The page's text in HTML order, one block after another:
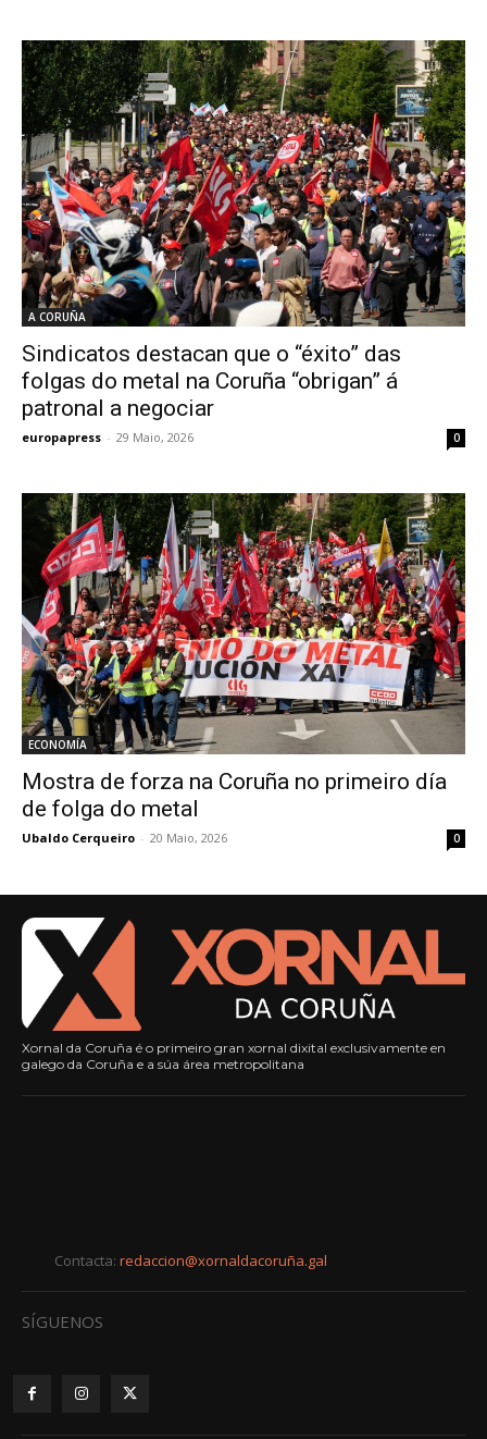
A CORUÑA
Sindicatos destacan que o “éxito” das
folgas do metal na Coruña “obrigan” á
patronal a negociar
europapress - 29 Maio, 2026 0
ECONOMÍA
Mostra de forza na Coruña no primeiro día
de folga do metal
Ubaldo Cerqueiro - 20 Maio, 2026 0
Xornal da Coruña é o primeiro gran xornal dixital exclusivamente en
galego da Coruña e a súa área metropolitana
Contacta: redaccion@xornaldacoruña.gal
SÍGUENOS